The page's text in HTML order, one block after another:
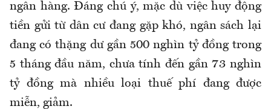
ngân hàng. Đáng chú ý, mặc dù việc huy động
tiền gửi từ dân cư đang gặp khó, ngân sách lại
đang có thặng dư gần 500 nghìn tỷ đồng trong
5 tháng đầu năm, chưa tính đến gần 73 nghìn
tỷ đồng mà nhiều loại thuế phí đang được
miễn, giảm.